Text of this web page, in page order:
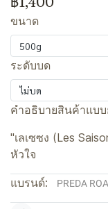
ขนาด
500g
ระดับบด
ไม่บด
คำอธิบายสินค้าแบบ
"เลเซซง (Les
หัวใจ
แบรนด์: PREDA